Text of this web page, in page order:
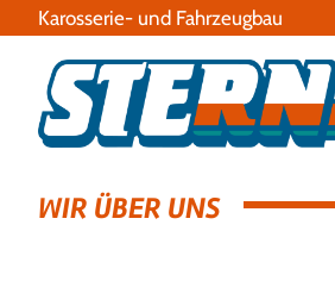
Karosserie- und Fahrzeugbau
WIR ÜBER UNS